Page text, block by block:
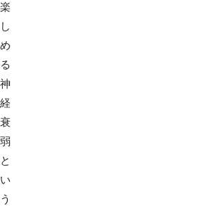
楽
し
め
る
神
経
衰
弱
と
い
う